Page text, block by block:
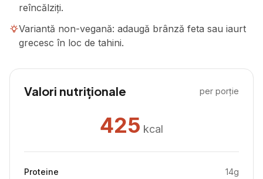
reîncălziți.
Variantă non-vegană: adaugă brânză feta sau iaurt
grecesc în loc de tahini.
Valori nutriționale per porție
425 kcal
Proteine 14g